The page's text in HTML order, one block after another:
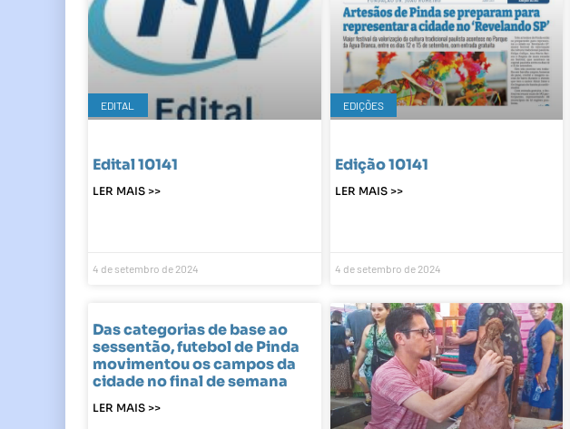
EDITAL
Edital 10141
LER MAIS >>
4 de setembro de 2024
EDIÇÕES
Edição 10141
LER MAIS >>
4 de setembro de 2024
Das categorias de base ao
sessentão, futebol de Pinda
movimentou os campos da
cidade no final de semana
LER MAIS >>